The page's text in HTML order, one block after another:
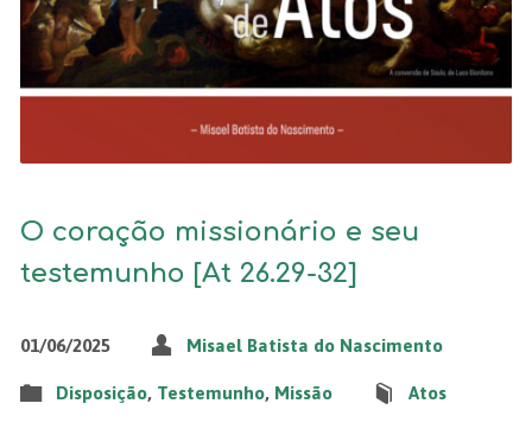
O coração missionário e seu
testemunho [At 26.29-32]
01/06/2025 Misael Batista do Nascimento
Disposição, Testemunho, Missão Atos